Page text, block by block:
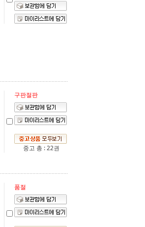
구판절판
중고 총 : 22권
품절